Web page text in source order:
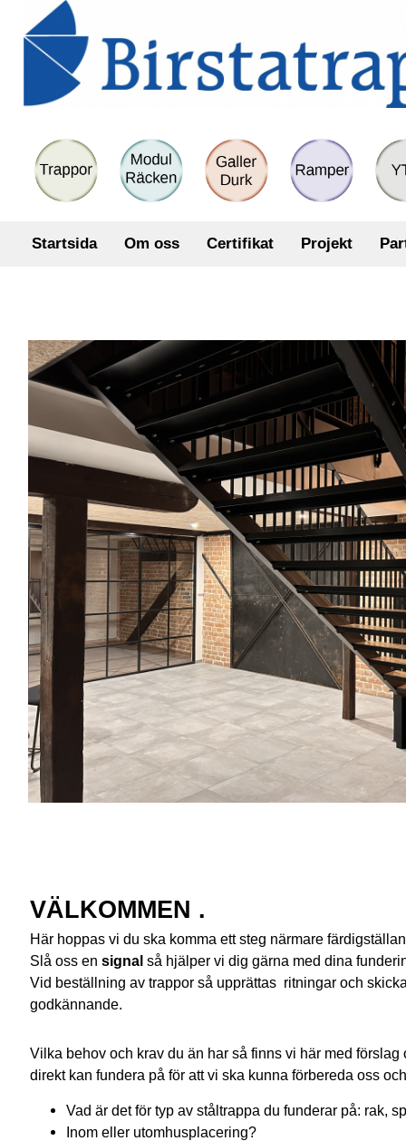
Startsida Om oss Certifikat Projekt
VÄLKOMMEN .
Här hoppas vi du ska komma ett steg närmare
Slå oss en signal ​​​​​​​så hjälper vi dig gärna med dina
Vid beställning av trappor så upprättas ritningar och
godkännande.
Vilka behov och krav du än har så finns vi här med förslag
direkt kan fundera på för att vi ska kunna förbereda oss
Vad är det för typ av ståltrappa du funderar på: rak,
Inom eller utomhusplacering?